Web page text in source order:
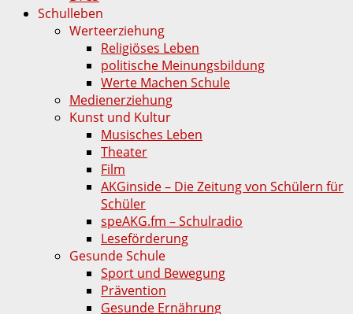
Schulleben
Werteerziehung
Religiöses Leben
politische Meinungsbildung
Werte Machen Schule
Medienerziehung
Kunst und Kultur
Musisches Leben
Theater
Film
AKGinside – Die Zeitung von Schülern für
Schüler
speAKG.fm – Schulradio
Leseförderung
Gesunde Schule
Sport und Bewegung
Prävention
Gesunde Ernährung